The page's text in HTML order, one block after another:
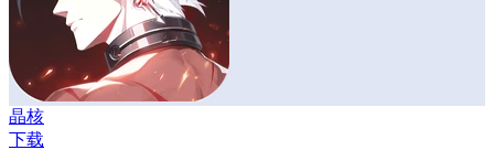
晶核
下载